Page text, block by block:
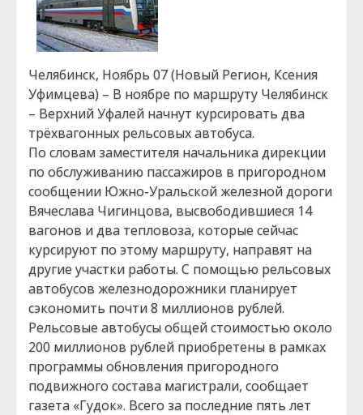
Челябинск, Ноябрь 07 (Новый Регион, Ксения
Уфимцева) – В ноябре по маршруту Челябинск
– Верхний Уфалей начнут курсировать два
трёхвагонных рельсовых автобуса.
По словам заместителя начальника дирекции
по обслуживанию пассажиров в пригородном
сообщении Южно-Уральской железной дороги
Вячеслава Чигинцова, высвободившиеся 14
вагонов и два тепловоза, которые сейчас
курсируют по этому маршруту, направят на
другие участки работы. С помощью рельсовых
автобусов железнодорожники планирует
сэкономить почти 8 миллионов рублей.
Рельсовые автобусы общей стоимостью около
200 миллионов рублей приобретены в рамках
программы обновления пригородного
подвижного состава магистрали, сообщает
газета «Гудок». Всего за последние пять лет